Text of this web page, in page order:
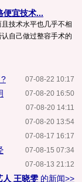
便宜技术...
技术水平也几乎不相
自己做过整容手术的
07-08-22 10:17
07-08-20 16:50
07-08-20 14:11
07-08-20 13:54
07-08-17 16:17
07-08-15 07:34
07-08-13 21:12
人 王晓雯 的新闻>>